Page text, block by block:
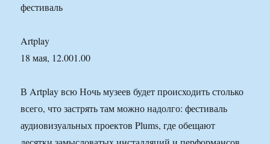
фестиваль
Artplay
18 мая, 12.001.00
В Artplay всю Ночь музеев будет происходить столько
всего, что застрять там можно надолго: фестиваль
аудиовизуальных проектов Plums, где обещают